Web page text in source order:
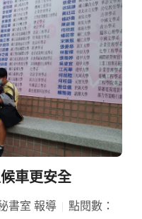
車更安全
書室 報導
點閱數：